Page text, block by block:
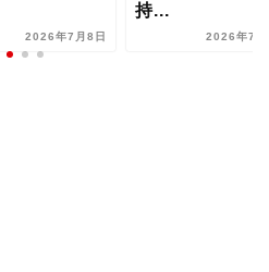
2026年7月8日
持...
2026年7